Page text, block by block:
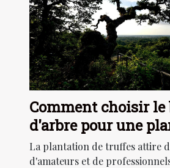
Comment choisir le
d'arbre pour une
truffes ?
La plantation de truffes attire
d'amateurs et de